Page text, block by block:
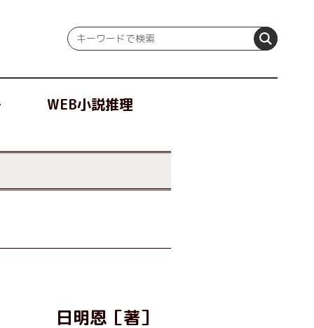
WEB小説推理
日明恩［著］